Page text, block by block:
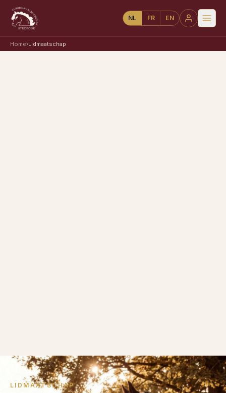
NL FR EN
Home›Lidmaatschap
LIDMAATSCHAP